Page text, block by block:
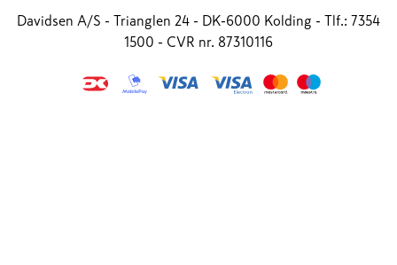
Davidsen A/S - Trianglen 24 - DK-6000 Kolding - Tlf.: 7354
1500 - CVR nr. 87310116